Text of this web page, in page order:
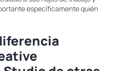
específicamente quién